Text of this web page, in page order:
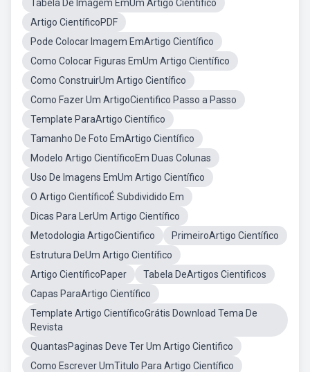
Tabela De Imagem EmUm Artigo Científico
Artigo CientíficoPDF
Pode Colocar Imagem EmArtigo Científico
Como Colocar Figuras EmUm Artigo Científico
Como ConstruirUm Artigo Científico
Como Fazer Um ArtigoCientifico Passo a Passo
Template ParaArtigo Científico
Tamanho De Foto EmArtigo Científico
Modelo Artigo CientíficoEm Duas Colunas
Uso De Imagens EmUm Artigo Científico
O Artigo CientíficoÉ Subdividido Em
Dicas Para LerUm Artigo Científico
Metodologia ArtigoCientifico
PrimeiroArtigo Científico
Estrutura DeUm Artigo Científico
Artigo CientíficoPaper
Tabela DeArtigos Cientificos
Capas ParaArtigo Científico
Template Artigo CientíficoGrátis Download Tema De
Revista
QuantasPaginas Deve Ter Um Artigo Cientifico
Como Escrever UmTitulo Para Artigo Científico